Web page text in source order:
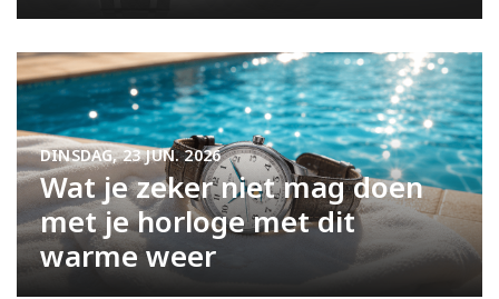
Wat je zeker niet mag doen
met je horloge met dit
warme weer
DINSDAG, 23 JUN. 2026